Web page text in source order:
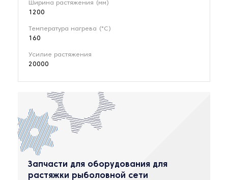
Ширина растяжения (мм)
1200
Температура нагрева (°C)
160
Усилие растяжения
20000
Запчасти для оборудования для
растяжки рыболовной сети